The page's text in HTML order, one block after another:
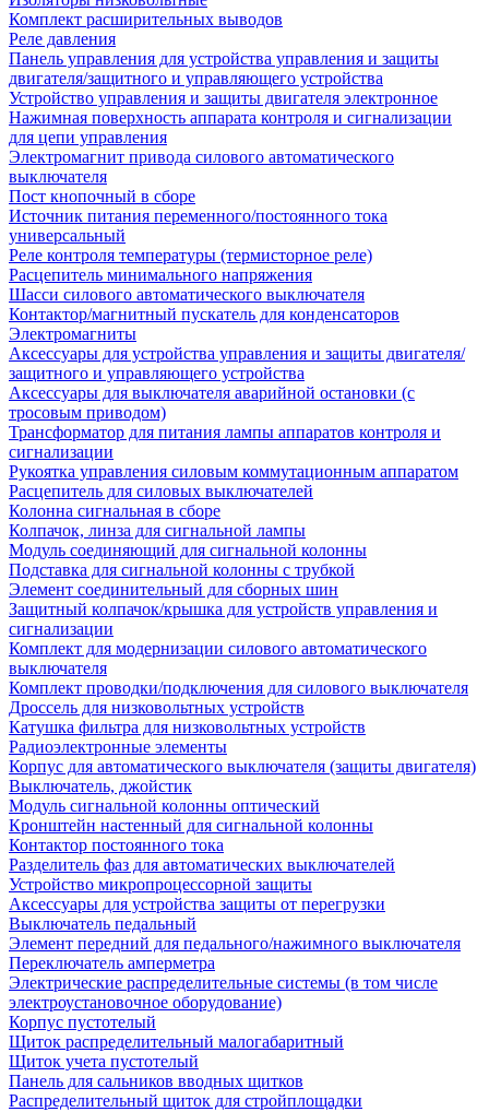
Комплект расширительных выводов
Реле давления
Панель управления для устройства управления и защиты
двигателя/защитного и управляющего устройства
Устройство управления и защиты двигателя электронное
Нажимная поверхность аппарата контроля и сигнализации
для цепи управления
Электромагнит привода силового автоматического
выключателя
Пост кнопочный в сборе
Источник питания переменного/постоянного тока
универсальный
Реле контроля температуры (термисторное реле)
Расцепитель минимального напряжения
Шасси силового автоматического выключателя
Контактор/магнитный пускатель для конденсаторов
Электромагниты
Аксессуары для устройства управления и защиты двигателя/
защитного и управляющего устройства
Аксессуары для выключателя аварийной остановки (с
тросовым приводом)
Трансформатор для питания лампы аппаратов контроля и
сигнализации
Рукоятка управления силовым коммутационным аппаратом
Расцепитель для силовых выключателей
Колонна сигнальная в сборе
Колпачок, линза для сигнальной лампы
Модуль соединяющий для сигнальной колонны
Подставка для сигнальной колонны с трубкой
Элемент соединительный для сборных шин
Защитный колпачок/крышка для устройств управления и
сигнализации
Комплект для модернизации силового автоматического
выключателя
Комплект проводки/подключения для силового выключателя
Дроссель для низковольтных устройств
Катушка фильтра для низковольтных устройств
Радиоэлектронные элементы
Корпус для автоматического выключателя (защиты двигателя)
Выключатель, джойстик
Модуль сигнальной колонны оптический
Кронштейн настенный для сигнальной колонны
Контактор постоянного тока
Разделитель фаз для автоматических выключателей
Устройство микропроцессорной защиты
Аксессуары для устройства защиты от перегрузки
Выключатель педальный
Элемент передний для педального/нажимного выключателя
Переключатель амперметра
Электрические распределительные системы (в том числе
электроустановочное оборудование)
Корпус пустотелый
Щиток распределительный малогабаритный
Щиток учета пустотелый
Панель для сальников вводных щитков
Распределительный щиток для стройплощадки